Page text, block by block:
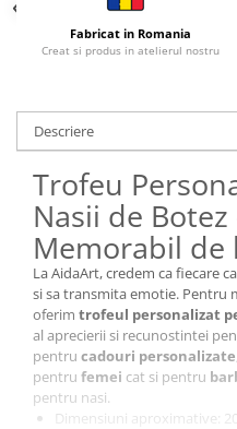
Orare Personalizate
Magneti Personalizati
Jucarii din lemn
Karambite
Bayonete
Shadow daggers
Sabii si arme din lemn
Fabricat in Romania
Creat si produs in atelierul nostru
Descriere
Trofeu
Nasii de
Memorabil de
La AidaArt, credem ca fiecare
si sa transmita emotie. Pentru
oferim trofeul personalizat
al aprecierii si recunostintei
pentru cadouri personalizate
pentru femei cat si pentru
pentru nasi.
Dimensiuni aproximative: